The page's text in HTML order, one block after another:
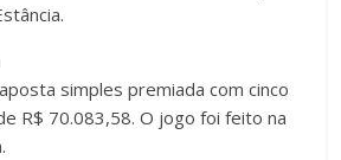
simples premiada com cinco
R$ 70.083,58. O jogo foi feito na